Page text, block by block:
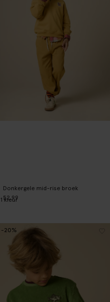
Donkergele mid-rise broek
52.99
1 kleur
-20%